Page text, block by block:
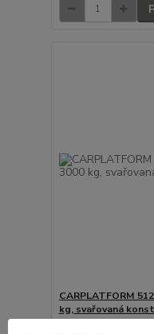
CARPLATFORM
kg, svařovaná